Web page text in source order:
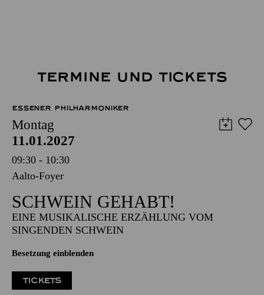
TERMINE UND TICKETS
ESSENER PHILHARMONIKER
Montag
11.01.2027
09:30 - 10:30
Aalto-Foyer
SCHWEIN GEHABT!
EINE MUSIKALISCHE ERZÄHLUNG VOM
SINGENDEN SCHWEIN
Besetzung einblenden
TICKETS